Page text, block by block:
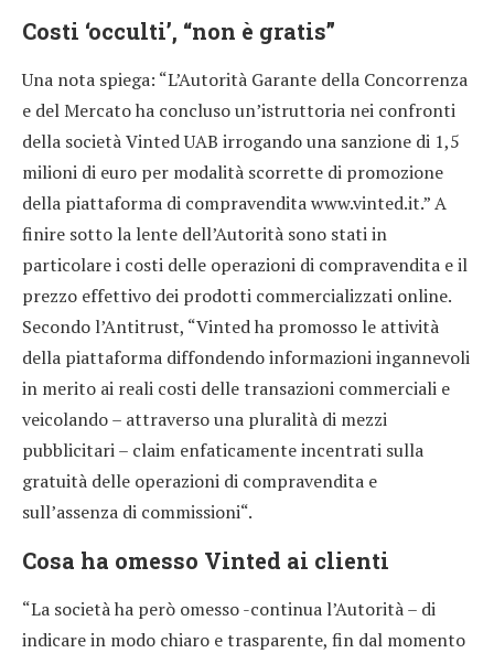
Costi ‘occulti’, “non è gratis”
Una nota spiega: “L’Autorità Garante della Concorrenza
e del Mercato ha concluso un’istruttoria nei confronti
della società Vinted UAB irrogando una sanzione di 1,5
milioni di euro per modalità scorrette di promozione
della piattaforma di compravendita www.vinted.it.” A
finire sotto la lente dell’Autorità sono stati in
particolare i costi delle operazioni di compravendita e il
prezzo effettivo dei prodotti commercializzati online.
Secondo l’Antitrust, “Vinted ha promosso le attività
della piattaforma diffondendo informazioni ingannevoli
in merito ai reali costi delle transazioni commerciali e
veicolando – attraverso una pluralità di mezzi
pubblicitari – claim enfaticamente incentrati sulla
gratuità delle operazioni di compravendita e
sull’assenza di commissioni“.
Cosa ha omesso Vinted ai clienti
“La società ha però omesso -continua l’Autorità – di
indicare in modo chiaro e trasparente, fin dal momento